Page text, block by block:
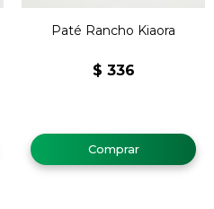
Paté Rancho Kiaora
$ 336